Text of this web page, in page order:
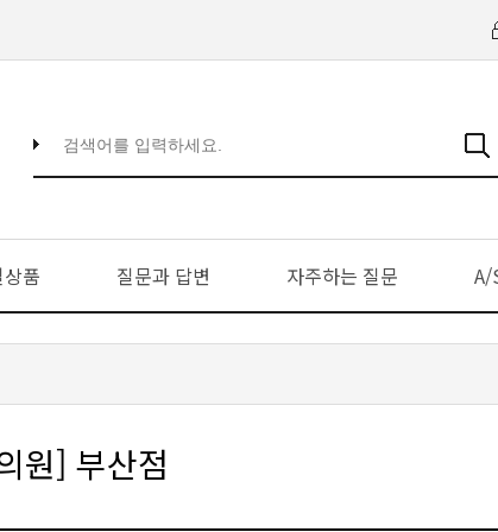
품 질문과 답변 자주하는 질문 A/
원] 부산점